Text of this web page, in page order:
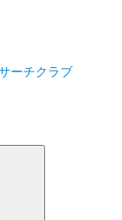
ーチクラブ